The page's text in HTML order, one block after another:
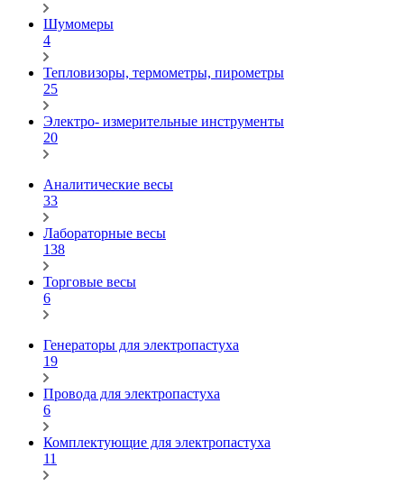
Шумомеры
4
Тепловизоры, термометры, пирометры
25
Электро- измерительные инструменты
20
Аналитические весы
33
Лабораторные весы
138
Торговые весы
6
Генераторы для электропастуха
19
Провода для электропастуха
6
Комплектующие для электропастуха
11